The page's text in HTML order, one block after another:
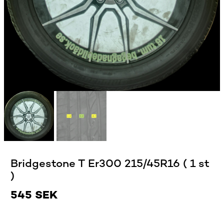
Bridgestone T Er300 215/45R16 ( 1 st
)
545 SEK